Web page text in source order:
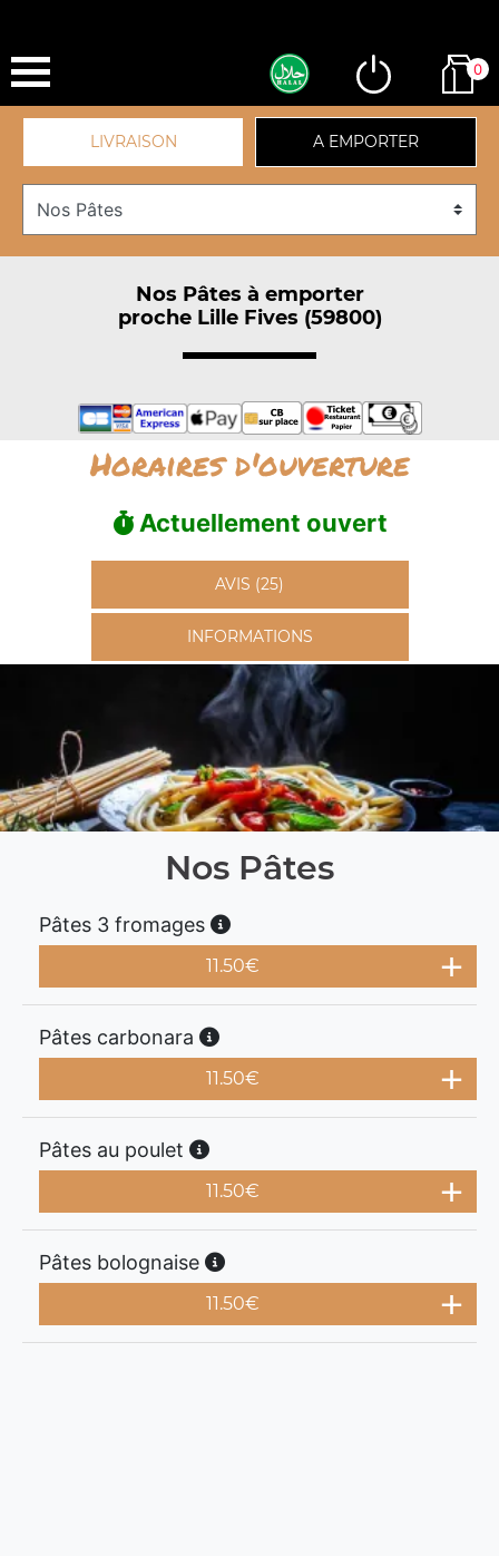
0
LIVRAISON A EMPORTER
Nos Pâtes à emporter
proche Lille Fives (59800)
Horaires d'ouverture
Actuellement ouvert
AVIS (25)
INFORMATIONS
Nos Pâtes
Pâtes 3 fromages
11.50€
Pâtes carbonara
11.50€
Pâtes au poulet
11.50€
Pâtes bolognaise
11.50€